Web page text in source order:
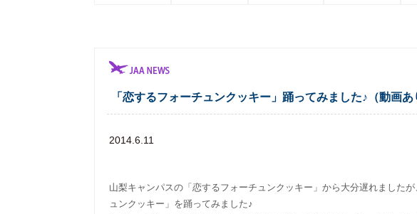
「恋するフォーチュンクッキー」踊ってみました♪（動画あ
2014.6.11
山梨キャンパスの「恋するフォーチュンクッキー」から大分遅れました
ュンクッキー」を踊ってみました♪